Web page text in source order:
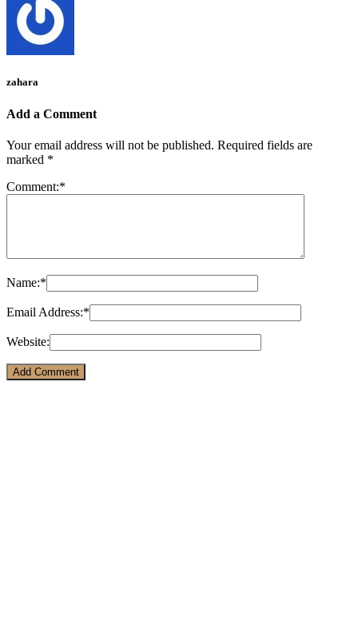
zahara
Add a Comment
Your email address will not be published. Required fields are
marked *
Comment:*
Name:*
Email Address:*
Website: